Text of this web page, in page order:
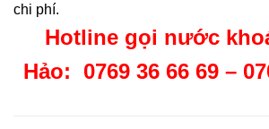
chi phí.
Hotline gọi nước
Hảo: 0769 36 66 69 –